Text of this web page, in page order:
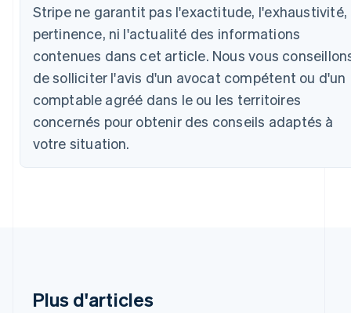
Stripe ne garantit pas l'exactitude, l'exhaustivité,
pertinence, ni l'actualité des informations
contenues dans cet article. Nous vous
de solliciter l'avis d'un avocat compétent ou d'un
comptable agréé dans le ou les territoires
concernés pour obtenir des conseils adaptés à
votre situation.
Plus d'articles
Brésil
Bulgarie
English
Canada
EnglishFrançais
Chine continentale
简体中文English
English
Croatie
Estonie